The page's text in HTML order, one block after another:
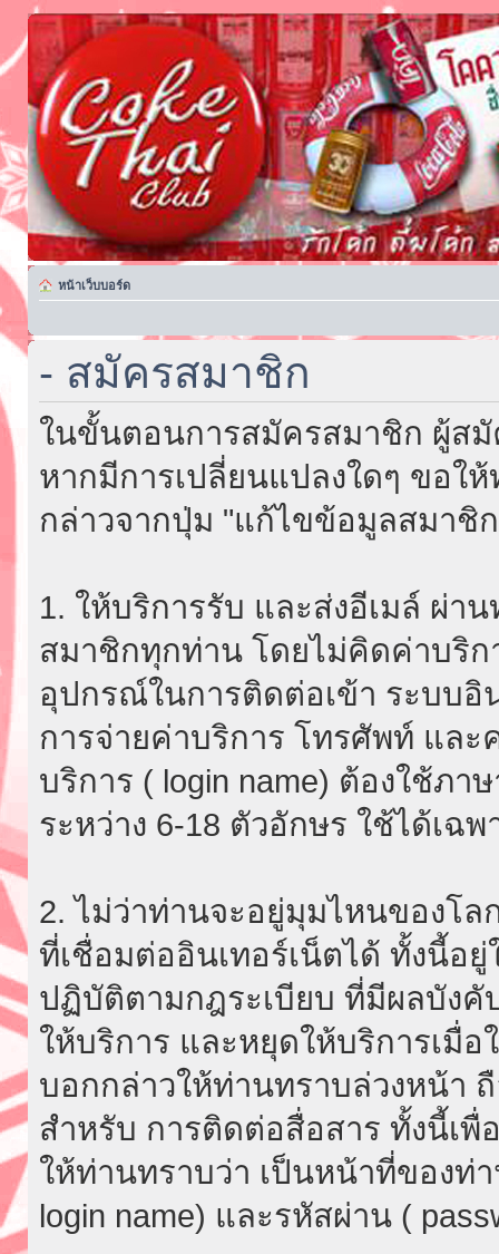
หน้าเว็บบอร์ด
- สมัครสมาชิก
ในขั้นตอนการสมัครสมาชิก ผู้ส
หากมีการเปลี่ยนแปลงใดๆ ขอใ
กล่าวจากปุ่ม "แก้ไขข้อมูลสมาชิ
1. ให้บริการรับ และส่งอีเมล์ ผ่า
สมาชิกทุกท่าน โดยไม่คิดค่าบริก
อุปกรณ์ในการติดต่อเข้า ระบบอิ
การจ่ายค่าบริการ โทรศัพท์ และ
บริการ ( login name) ต้องใช้ภ
ระหว่าง 6-18 ตัวอักษร ใช้ได้เฉ
2. ไม่ว่าท่านจะอยู่มุมไหนของโล
ที่เชื่อมต่ออินเทอร์เน็ตได้ ทั้งนี้อ
ปฏิบัติตามกฎระเบียบ ที่มีผลบังคั
ให้บริการ และหยุดให้บริการเมื่
บอกกล่าวให้ท่านทราบล่วงหน้า
สำหรับ การติดต่อสื่อสาร ทั้งนี้เพื่
ให้ท่านทราบว่า เป็นหน้าที่ของท่
login name) และรหัสผ่าน (